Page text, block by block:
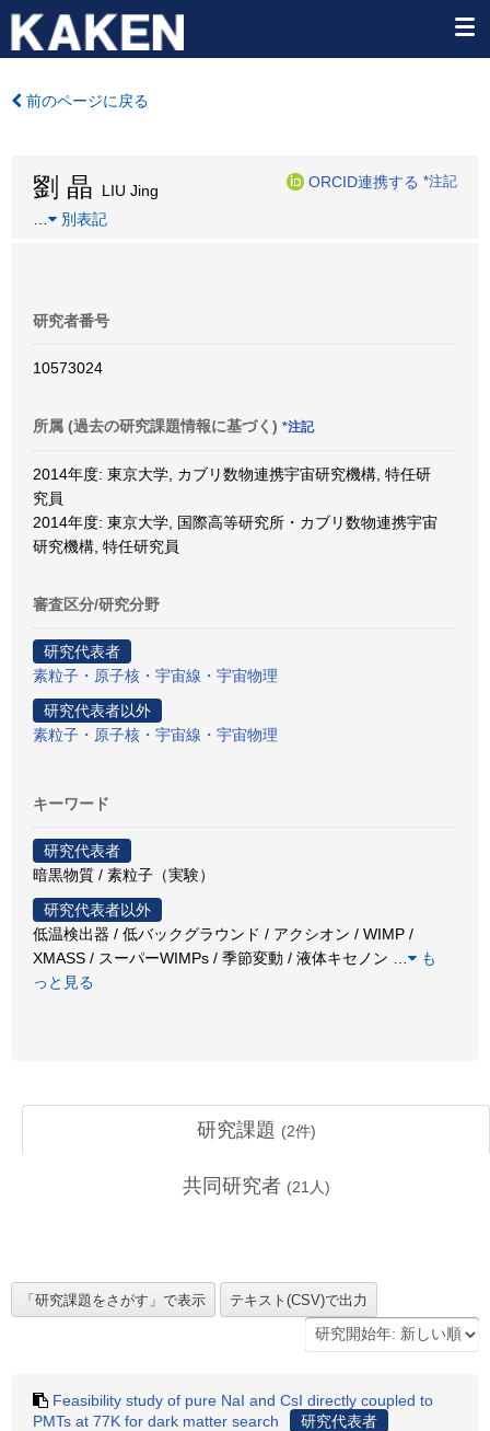
前のページに戻る
劉 晶 LIU Jing
ORCID連携する *注記
別表記
研究者番号
10573024
所属 (過去の研究課題情報に基づく) *注記
2014年度: 東京大学, カブリ数物連携宇宙研究機構, 特任研
究員
2014年度: 東京大学, 国際高等研究所・カブリ数物連携宇宙
研究機構, 特任研究員
審査区分/研究分野
研究代表者
素粒子・原子核・宇宙線・宇宙物理
研究代表者以外
素粒子・原子核・宇宙線・宇宙物理
キーワード
研究代表者
暗黒物質 / 素粒子（実験）
研究代表者以外
低温検出器 / 低バックグラウンド / アクシオン / WIMP /
XMASS / スーパーWIMPs / 季節変動 / 液体キセノン
も
っと見る
研究課題 (2件)
共同研究者 (21 人)
Feasibility study of pure NaI and CsI directly coupled to
PMTs at 77K for dark matter search
研究代表者